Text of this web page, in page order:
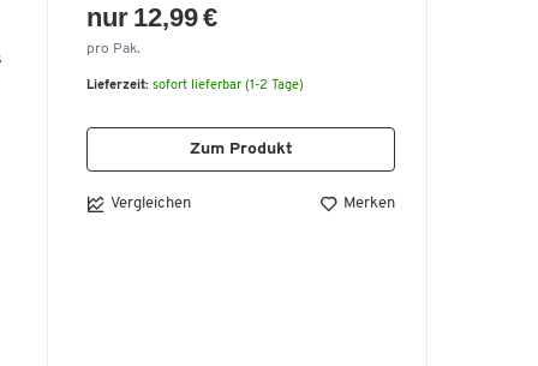
nur 12,99 €
pro Pak.
Lieferzeit: sofort lieferbar (1-2 Tage)
Zum Produkt
Vergleichen Merken